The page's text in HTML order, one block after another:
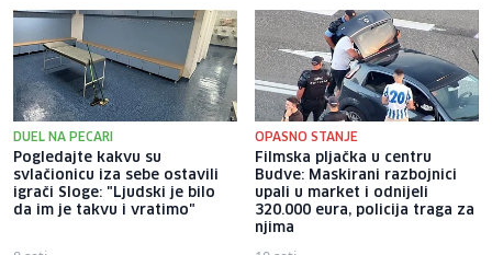
DUEL NA PECARI
Pogledajte kakvu su
svlačionicu iza sebe ostavili
igrači Sloge: "Ljudski je bilo
da im je takvu i vratimo"
OPASNO STANJE
Filmska pljačka u centru
Budve: Maskirani razbojnici
upali u market i odnijeli
320.000 eura, policija traga za
njima